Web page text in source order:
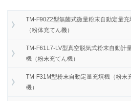
TM-F90Z2型無菌式微量粉末自動定量充
（粉体充てん機）
TM-F61L7-LV型真空脱気式粉末自動計
機（粉末充てん機）
TM-F31M型粉末自動定量充填機（粉末
機）